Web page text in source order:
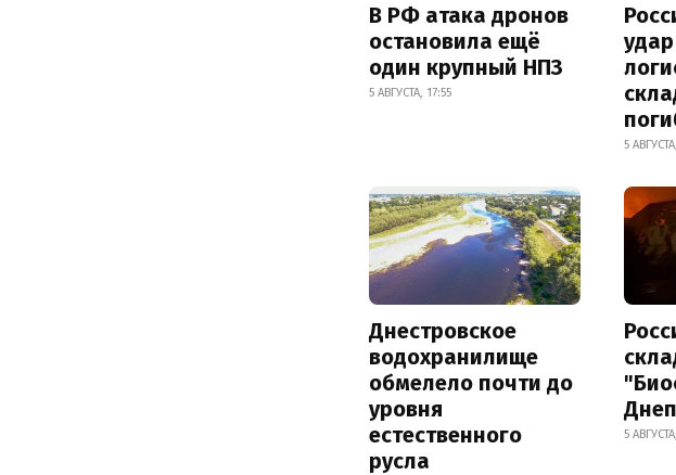
В РФ атака дронов
остановила ещё
один крупный НПЗ
5 АВГУСТА, 17:55
5
Днестровское
водохранилище
обмелело почти до
уровня
естественного
русла
5